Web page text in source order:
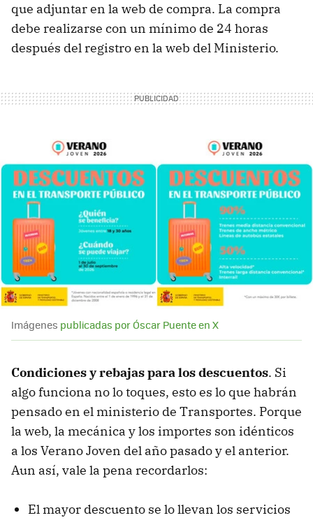
que adjuntar en la web de compra. La compra
debe realizarse con un mínimo de 24 horas
después del registro en la web del Ministerio.
Imágenes publicadas por Óscar Puente en X
Condiciones y rebajas para los descuentos. Si
algo funciona no lo toques, esto es lo que habrán
pensado en el ministerio de Transportes. Porque
la web, la mecánica y los importes son idénticos
a los Verano Joven del año pasado y el anterior.
Aun así, vale la pena recordarlos:
El mayor descuento se lo llevan los servicios